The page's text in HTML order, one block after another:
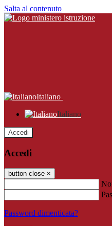
Salta al contenuto
Italiano
Italiano
Accedi
Accedi
button close ×
Password dimenticata?